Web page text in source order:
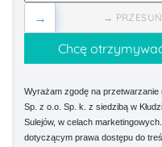
→
→
Wyrażam zgodę na
Sp. z o.o. Sp. k. z siedzibą w
Sulejów, w celach
dotyczącym prawa dostępu do